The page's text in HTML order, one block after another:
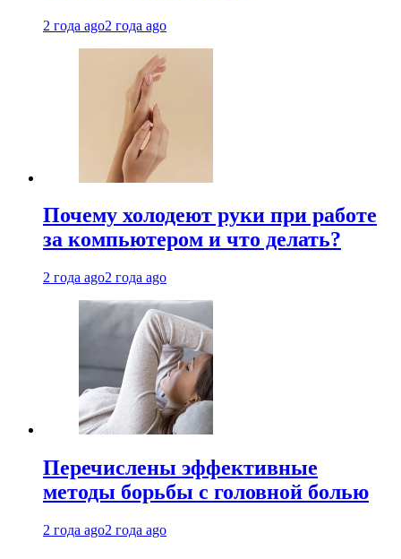
2 года ago2 года ago
Почему холодеют руки при работе
за компьютером и что делать?
2 года ago2 года ago
Перечислены эффективные
методы борьбы с головной болью
2 года ago2 года ago